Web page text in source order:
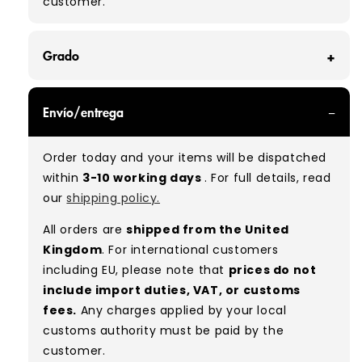
Grado
can expect items that are in great condition
with minimal signs of wear. While they are
used, they remain free of significant defects
and are in excellent shape overall.
Please note:As these are vintage/used
garments, a small percentage (5–10%) may
have minor flaws such as small tears, holes, or
stains. While we carefully inspect all items, a
degree of human error is possible. Condition
can vary slightly between pieces, and some
Envío/entrega
Order today and your items will be dispatched
within 3-10 working days. For full details, read
ourshipping policy.
All orders are shipped from the United
Kingdom. For international customers
including EU, please note that prices do not
include import duties, VAT, or customs
fees. Any charges applied by your local
customs authority must be paid by the
customer.